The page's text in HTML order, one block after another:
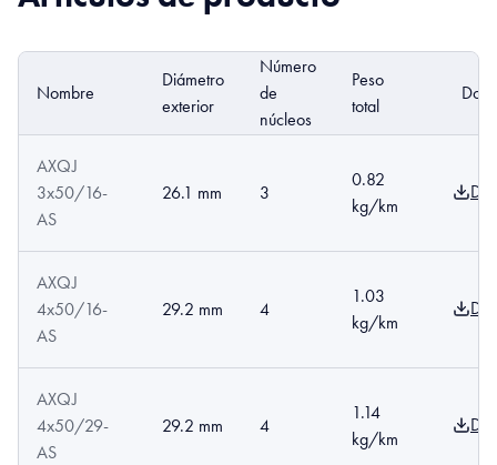
Nombre
Diámetro
exterior
Número
de
núcleos
Peso
total
DoP
AXQJ
3x50/16-
AS
26.1 mm 3
0.82
kg/km
AXQJ
4x50/16-
AS
29.2 mm 4
1.03
kg/km
AXQJ
4x50/29-
AS
29.2 mm 4
1.14
kg/km